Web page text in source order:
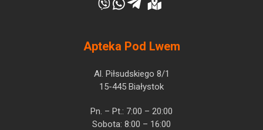
Apteka Pod Lwem
Al. Piłsudskiego 8/1
15-445 Białystok
Pn. – Pt.: 7:00 – 20:00
Sobota: 8:00 – 16:00